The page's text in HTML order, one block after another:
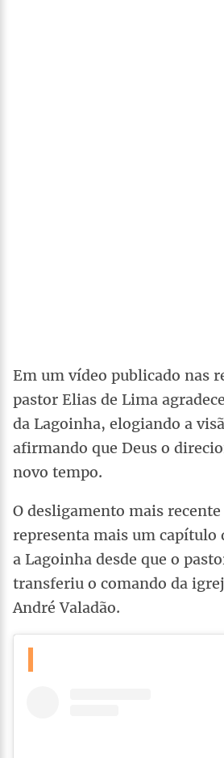
Em um vídeo publicado nas
pastor Elias de Lima
da Lagoinha, elogiando a
afirmando que Deus o
novo tempo.
O desligamento mais
representa mais um capítulo
a Lagoinha desde que o
transferiu o comando da
André Valadão.